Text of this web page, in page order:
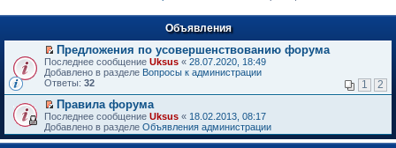
Объявления
П
е
р
й
т
и
к
п
Предложения по усовершенствованию форума
Последнее сообщение Uksus « 28.07.2020, 18:49
Добавлено в разделе Вопросы к администрации
Ответы: 32 1 2
П
е
р
е
Правила форума
Последнее сообщение Uksus « 18.02.2013, 08:17
Добавлено в разделе Объявления администрации